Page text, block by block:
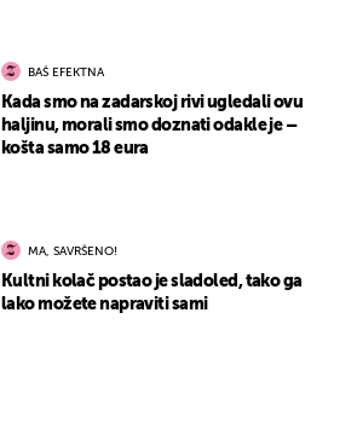
BAŠ EFEKTNA
Kada smo na zadarskoj rivi ugledali ovu
haljinu, morali smo doznati odakle je –
košta samo 18 eura
MA, SAVRŠENO!
Kultni kolač postao je sladoled, tako ga
lako možete napraviti sami